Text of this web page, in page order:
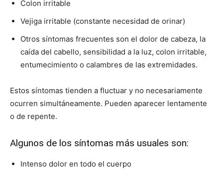
Colon irritable
Vejiga irritable (constante necesidad de orinar)
Otros sí­ntomas frecuentes son el dolor de cabeza, la
caí­da del cabello, sensibilidad a la luz, colon irritable,
entumecimiento o calambres de las extremidades.
Estos sí­ntomas tienden a fluctuar y no necesariamente
ocurren simultáneamente. Pueden aparecer lentamente
o de repente.
Algunos de los síntomas más usuales son:
Intenso dolor en todo el cuerpo